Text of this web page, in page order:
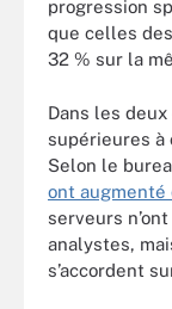
progression
que celles
32 % sur la
Dans les
supérieures
Selon le
ont augmenté
serveurs
analystes,
s’accordent